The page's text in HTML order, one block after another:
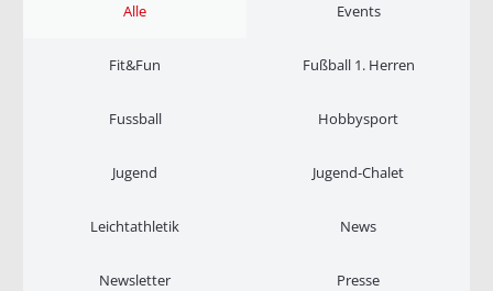
Alle Events
Fit&Fun Fußball 1. Herren
Fussball Hobbysport
Jugend Jugend-Chalet
Leichtathletik News
Newsletter Presse